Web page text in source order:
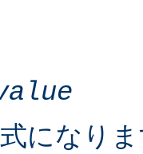
になり